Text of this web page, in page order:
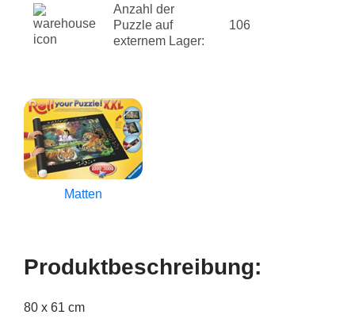
Anzahl der
Puzzle auf
externem Lager:
106
Matten
Produktbeschreibung:
80 x 61 cm